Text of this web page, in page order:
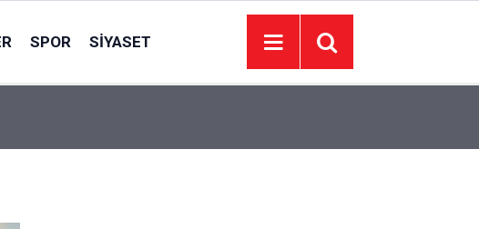
SPOR SIYASET